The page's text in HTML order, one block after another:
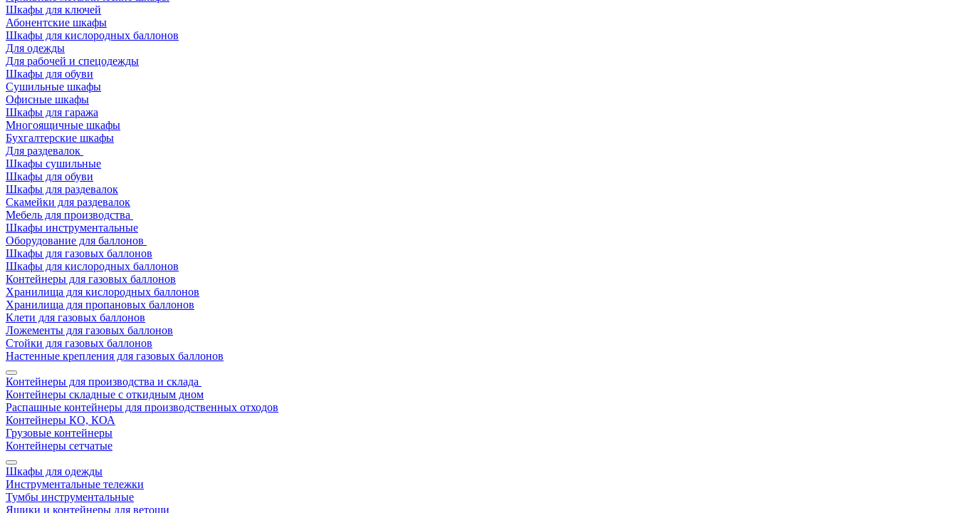
Шкафы для ключей
Абонентские шкафы
Шкафы для кислородных баллонов
Для одежды
Для рабочей и спецодежды
Шкафы для обуви
Сушильные шкафы
Офисные шкафы
Шкафы для гаража
Многоящичные шкафы
Бухгалтерские шкафы
Для раздевалок
Шкафы сушильные
Шкафы для обуви
Шкафы для раздевалок
Скамейки для раздевалок
Мебель для производства
Шкафы инструментальные
Оборудование для баллонов
Шкафы для газовых баллонов
Шкафы для кислородных баллонов
Контейнеры для газовых баллонов
Хранилища для кислородных баллонов
Хранилища для пропановых баллонов
Клети для газовых баллонов
Ложементы для газовых баллонов
Стойки для газовых баллонов
Настенные крепления для газовых баллонов
Контейнеры для производства и склада
Контейнеры складные с откидным дном
Распашные контейнеры для производственных отходов
Контейнеры КО, КОА
Грузовые контейнеры
Контейнеры сетчатые
Шкафы для одежды
Инструментальные тележки
Тумбы инструментальные
Ящики и контейнеры для ветоши